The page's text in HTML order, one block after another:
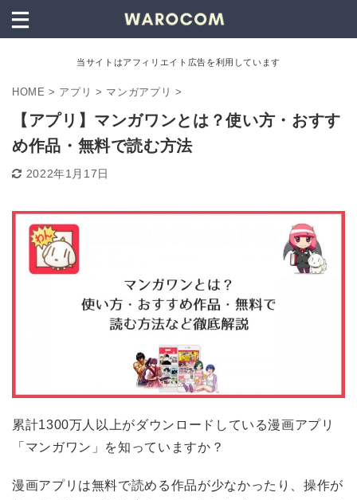
当サイトはアフィリエイト広告を利用しています
HOME > アプリ > マンガアプリ >
【アプリ】マンガワンとは？使い方・おすす
め作品・無料で読む方法
2022年1月17日
累計1300万人以上がダウンロードしている漫画アプリ
「マンガワン」を知っていますか？
漫画アプリは無料で読める作品が少なかったり、操作が